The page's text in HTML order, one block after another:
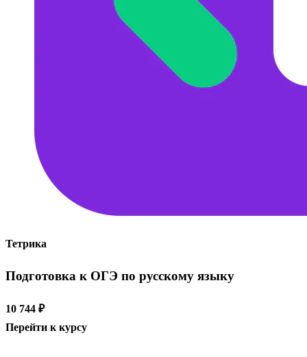
Тетрика
Подготовка к ОГЭ по русскому языку
10 744 ₽
Перейти к курсу